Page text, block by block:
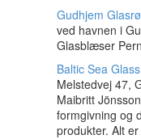
Gudhjem
ved havnen i
Glasblæser
Baltic Sea
Melstedvej 47,
Maibritt
formgivning og
produkter. Alt